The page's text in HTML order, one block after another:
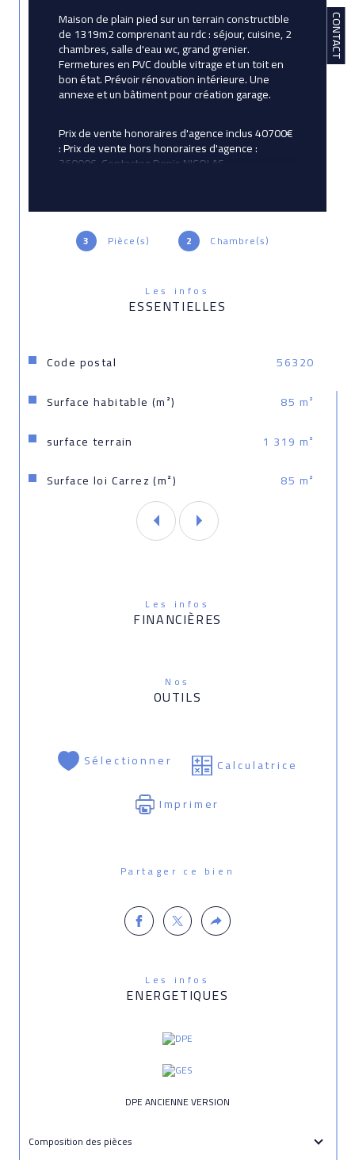
CONTACT
3 Pièce(s) 2 Chambre(s)
Les infos
ESSENTIELLES
Caractéristiques Valeurs
Code postal
56320
Surface habitable (m²)
85 m²
surface terrain
1 319 m²
Surface loi Carrez (m²)
85 m²
Maison de plain pied sur un terrain constructible
de 1319m2 comprenant au rdc : séjour, cuisine, 2
chambres, salle d'eau wc, grand grenier.
Fermetures en PVC double vitrage et un toit en
bon état. Prévoir rénovation intérieure. Une
annexe et un bâtiment pour création garage.
Prix de vente honoraires d'agence inclus 40700€
: Prix de vente hors honoraires d'agence :
36000€. Contactez Denis.NICOLAS
844249086.
Les infos
FINANCIÈRES
Nos
OUTILS
Sélectionner
Calculatrice
Imprimer
Partager ce bien
Les infos
ENERGETIQUES
DPE ANCIENNE VERSION
Composition des pièces